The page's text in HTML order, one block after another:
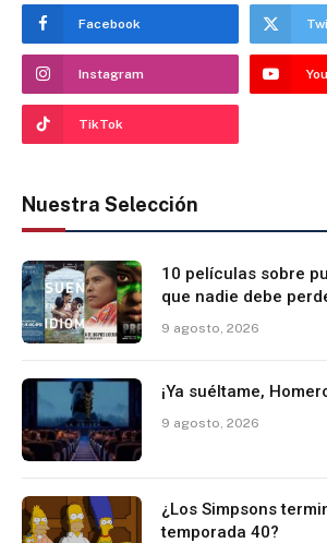
Facebook
Instagram
TikTok
Nuestra Selección
10 películas sobre
que nadie debe
9 agosto, 2026
¡Ya suéltame,
9 agosto, 2026
¿Los Simpsons
temporada 40?